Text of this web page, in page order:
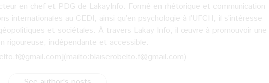
en chef et PDG de LakayInfo. Formé en rhétorique et communication
internationales au CEDI, ainsi qu’en psychologie à l’UFCH, il s’intéresse
et sociétales. À travers Lakay Info, il œuvre à promouvoir une
rigoureuse, indépendante et accessible.